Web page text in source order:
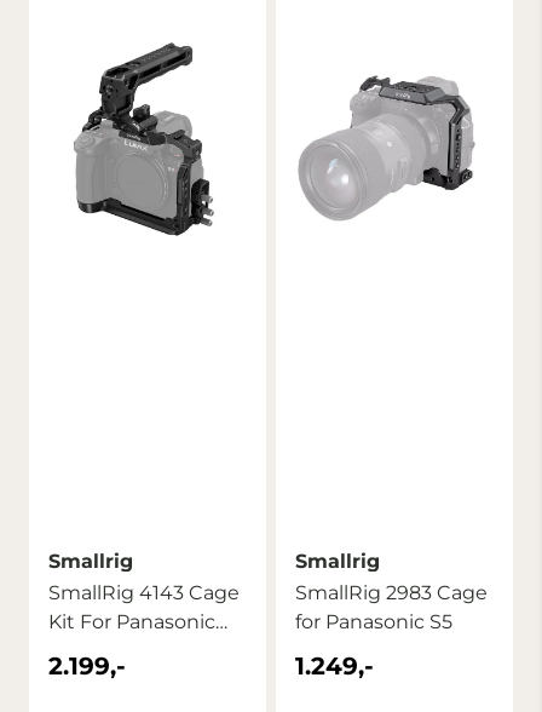
Smallrig
SmallRig 4143 Cage
Kit For Panasonic
Lumix S5 II
2.199,-
Smallrig
SmallRig 2983 Cage
for Panasonic S5
1.249,-